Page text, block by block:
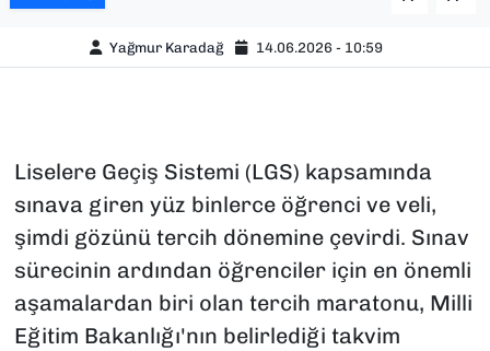
Yağmur Karadağ 14.06.2026 - 10:59
Liselere Geçiş Sistemi (LGS) kapsamında
sınava giren yüz binlerce öğrenci ve veli,
şimdi gözünü tercih dönemine çevirdi. Sınav
sürecinin ardından öğrenciler için en önemli
aşamalardan biri olan tercih maratonu, Milli
Eğitim Bakanlığı'nın belirlediği takvim